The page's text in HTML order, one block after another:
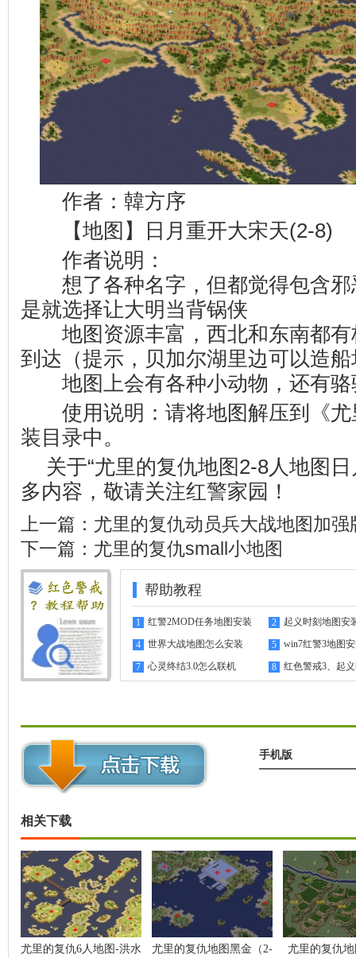
作者：韓方序
【地图】日月重开大宋天(2-8)
作者说明：
想了各种名字，但都觉得包含邪
是就选择让大明当背锅侠
地图资源丰富，西北和东南都有
到达（提示，贝加尔湖里边可以造船
地图上会有各种小动物，还有
使用说明：请将地图解压到《尤
装目录中。
关于“尤里的复仇地图2-8人地图
多内容，敬请关注红警家园 ！
上一篇： 尤里的复仇动员兵大战地图加强
下一篇： 尤里的复仇small小地图
帮助教程
1
红警2MOD任务地图安装
指南
2 起义时刻地图安
4 世界大战地图怎么安装 5 win7红警3地图
7 心灵终结3.0怎么联机 8
红色警戒3、起
手机版
相关下载
尤里的复仇6人地图-洪水
尤里的复仇地图黑金（2-
尤里的复仇